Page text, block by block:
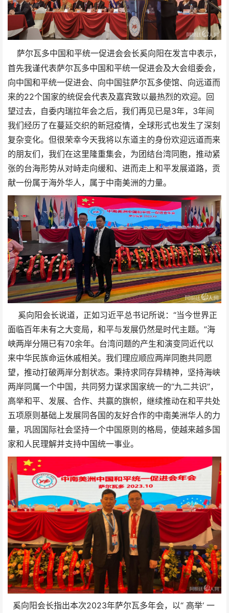
萨尔瓦多中国和平统一促进会会长奚向阳在发言中表示，
首先我谨代表萨尔瓦多中国和平统一促进会及大会组委会，
向中国和平统一促进会、向中国驻萨尔瓦多使馆、向远道而
来的22个国家的统促会代表及嘉宾致以最热烈的欢迎。回
望过去，自委内瑞拉年会之后，我们再见已是3年，3年间
我们经历了在蔓延交织的新冠疫情，全球形式也发生了深刻
复杂变化。但很荣幸今天我将以东道主的身份欢迎远道而来
的朋友们，我们在这里隆重集会，为团结台湾同胞，推动紧
张的台海形势从对峙走向缓和、进而走上和平发展道路，贡
献一份属于海外华人，属于中南美洲的力量。
奚向阳会长说道，正如习近平总书记所说：“当今世界正
面临百年未有之大变局，和平与发展仍然是时代主题。”海
峡两岸分隔已有70余年。台湾问题的产生和演变同近代以
来中华民族命运休戚相关。我们理应顺应两岸同胞共同愿
望，推动打破两岸分割状态。秉持求同存异精神，坚持海峡
两岸同属一个中国，共同努力谋求国家统一的“九二共识”，
高举和平、发展、合作、共赢的旗帜，继续推动在和平共处
五项原则基础上发展同各国的友好合作的中南美洲华人的力
量，巩固国际社会坚持一个中国原则的格局，使越来越多国
家和人民理解并支持中国统一事业。
奚向阳会长指出本次2023年萨尔瓦多年会，以“ 高举‘ 一